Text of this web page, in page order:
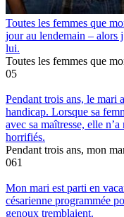
Toutes les femmes que
jour au lendemain – alors
lui.
Toutes les femmes que
05
Pendant trois ans, le mari
handicap. Lorsque sa
avec sa maîtresse, elle
horrifiés.
Pendant trois ans, mon
061
Mon mari est parti en
césarienne programmée
genoux tremblaient.